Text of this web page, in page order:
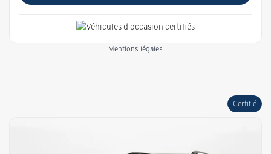
Mentions légales
Certifié